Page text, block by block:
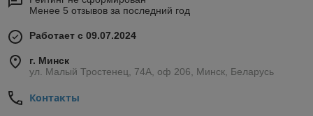
Менее 5 отзывов за последний год
Работает с 09.07.2024
г. Минск
ул. Малый Тростенец, 74А, оф 206, Минск, Беларусь
Контакты